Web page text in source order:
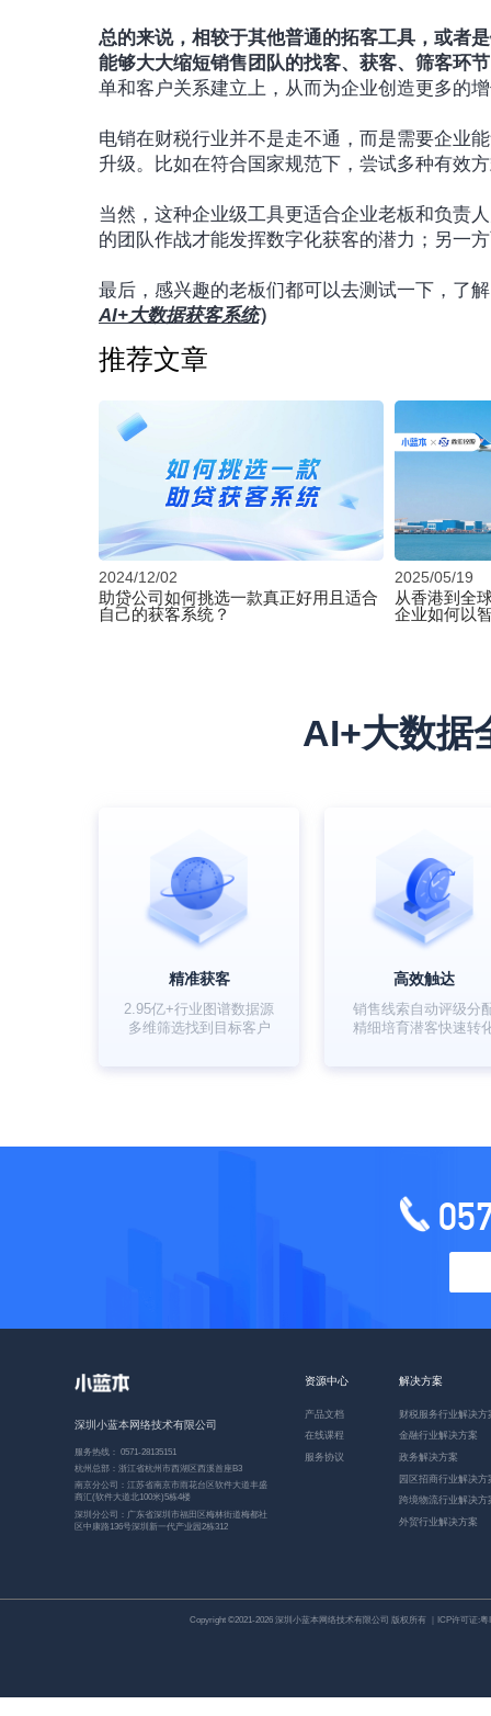
总的来说，相较于其他普通的拓客工具，或者
能够大大缩短销售团队的找客、获客、筛客环
单和客户关系建立上，从而为企业创造更多的
电销在财税行业并不是走不通，而是需要企业
升级。比如在符合国家规范下，尝试多种有效
当然，这种企业级工具更适合企业老板和负责
的团队作战才能发挥数字化获客的潜力；另一
最后，感兴趣的老板们都可以去测试一下，了
AI+大数据获客系统）
推荐文章
2024/12/02
助贷公司如何挑选一款真正好用且适合
自己的获客系统？
2025/05/19
从香港到全
企业如何以
AI+大数据
精准获客
2.95亿+行业图谱数据源
多维筛选找到目标客户
高效触达
销售线索自动评级分
精细培育潜客快速转
深圳小蓝本网络技术有限公司
服务热线： 0571-28135151
杭州总部：浙江省杭州市西湖区西溪首座B3
南京分公司：江苏省南京市雨花台区软件大道丰盛
商汇(软件大道北100米)5栋4楼
深圳分公司：广东省深圳市福田区梅林街道梅都社
区中康路136号深圳新一代产业园2栋312
资源中心
产品文档
在线课程
服务协议
解决方案
财税服务行业解决方
金融行业解决方案
政务解决方案
园区招商行业解决方
跨境物流行业解决方
外贸行业解决方案
Copyright ©2021-2026 深圳小蓝本网络技术有限公司 版权所有 ｜ICP许可证:粤